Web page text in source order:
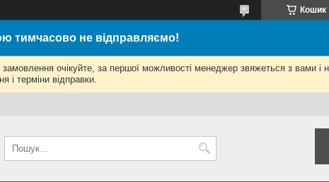
Кошик
тимчасово не відправляємо!
очікуйте, за першої можливості менеджер звяжеться з вами і
і терміни відправки.